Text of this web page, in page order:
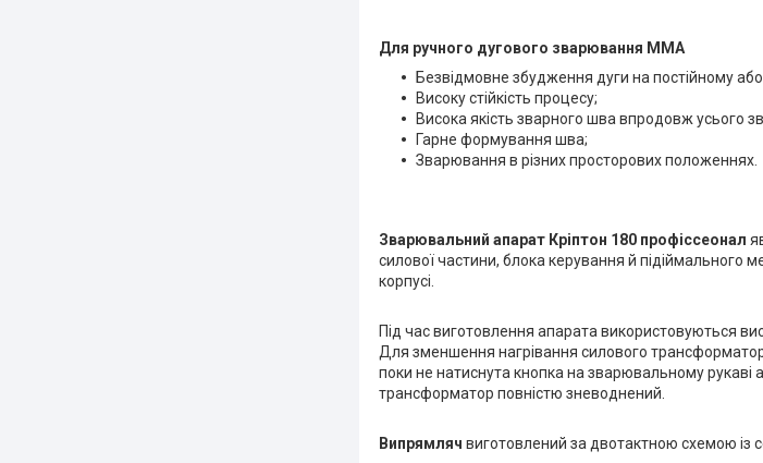
Для ручного дугового зварювання MMA
Безвідмовне збудження дуги на постійному або
Високу стійкість процесу;
Висока якість зварного шва впродовж усього
Гарне формування шва;
Зварювання в різних просторових положеннях.
Зварювальний апарат Кріптон 180 профіссеонал
силової частини, блока керування й підіймального
корпусі.
Під час виготовлення апарата використовуються
Для зменшення нагрівання силового
поки не натиснута кнопка на зварювальному
трансформатор повністю зневоднений.
Випрямляч виготовлений за двотактною схемою із